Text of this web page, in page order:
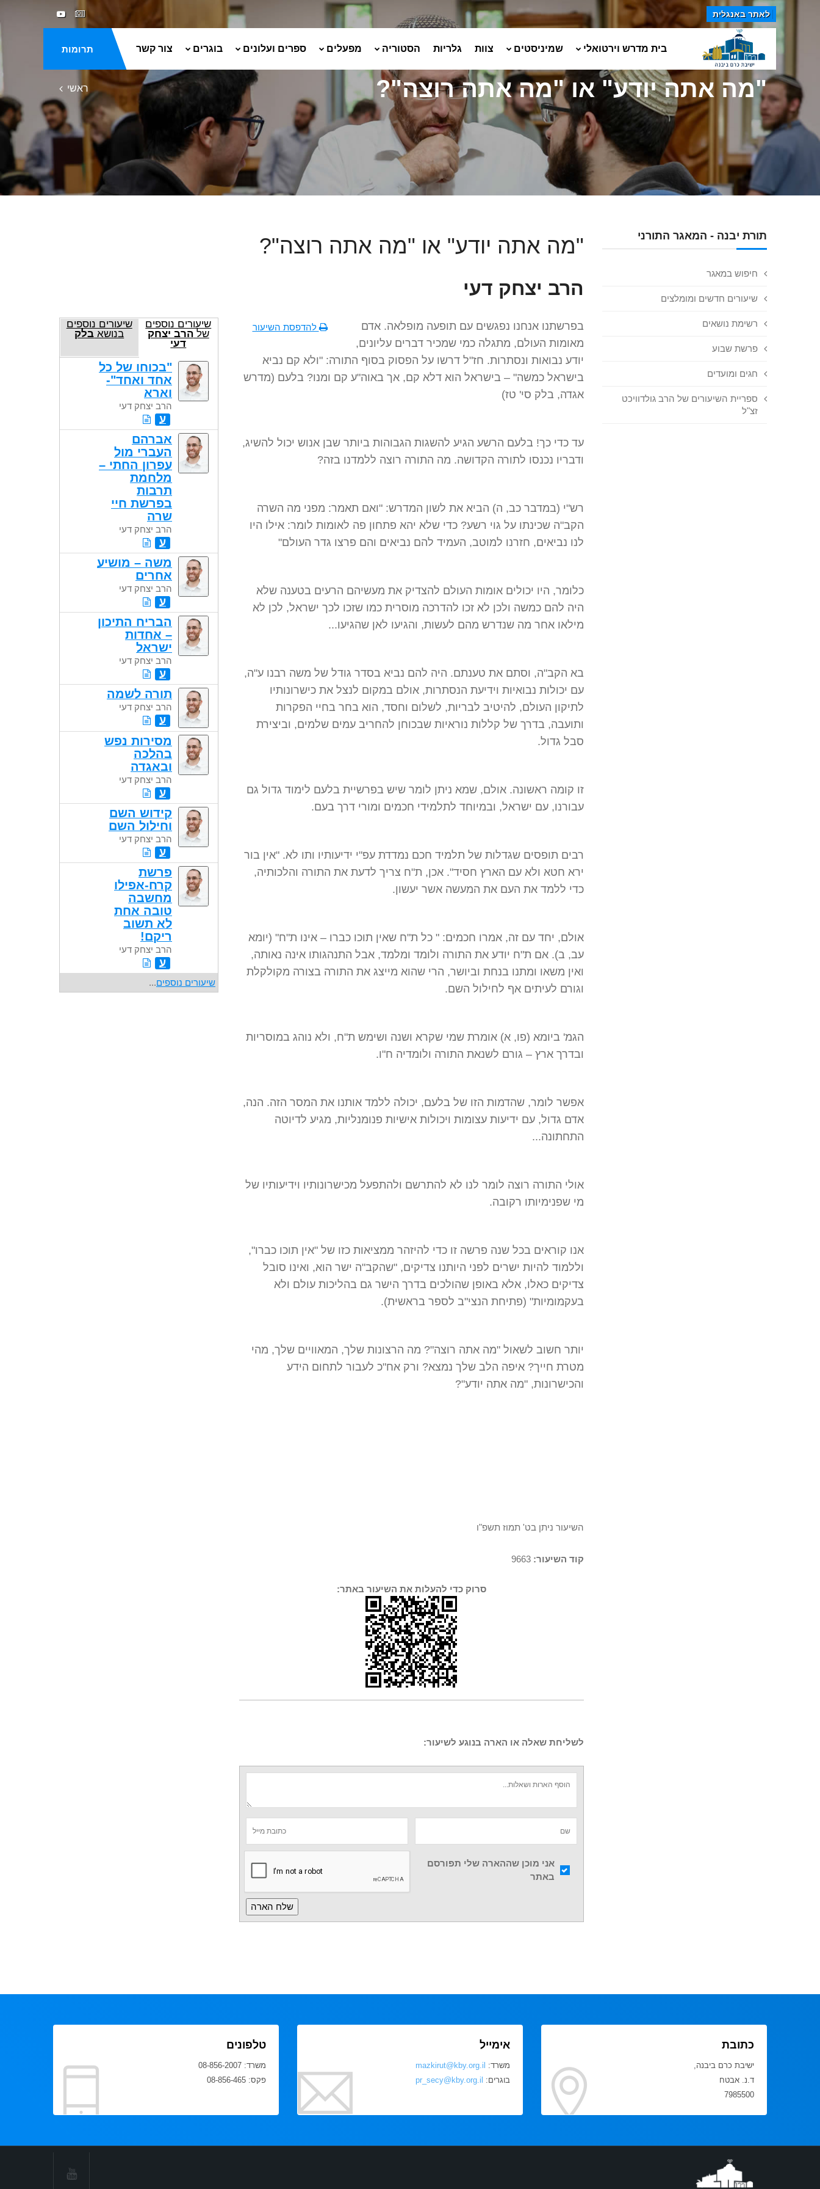
לאתר באנגלית
תרומות בית מדרש וירטואלי שמיניסטים צוות גלריות הסטוריה מפעלים ספרים ועלונים בוגרים צור קשר
"מה אתה יודע" או "מה אתה רוצה"? ראשי
תורת יבנה - המאגר התורני
חיפוש במאגר
שיעורים חדשים ומומלצים
רשימת נושאים
פרשת שבוע
חגים ומועדים
ספריית השיעורים של הרב גולדוויכט
זצ"ל
"מה אתה יודע" או "מה אתה רוצה"?
הרב יצחק דעי
להדפסת השיעור
בפרשתנו אנחנו נפגשים עם תופעה מופלאה. אדם
מאומות העולם, מתגלה כמי שמכיר דברים עליונים,
יודע נבואות ונסתרות. חז"ל דרשו על הפסוק בסוף התורה: "ולא קם נביא
בישראל כמשה" – בישראל הוא דלא קם, אך באוה"ע קם ומנו? בלעם (מדרש
אגדה, בלק סי' טז)
עד כדי כך! בלעם הרשע הגיע להשגות הגבוהות ביותר שבן אנוש יכול להשיג,
ודבריו נכנסו לתורה הקדושה. מה התורה רוצה ללמדנו בזה?
רש"י (במדבר כב, ה) הביא את לשון המדרש: "ואם תאמר: מפני מה השרה
הקב"ה שכינתו על גוי רשע? כדי שלא יהא פתחון פה לאומות לומר: אילו היו
לנו נביאים, חזרנו למוטב, העמיד להם נביאים והם פרצו גדר העולם"
כלומר, היו יכולים אומות העולם להצדיק את מעשיהם הרעים בטענה שלא
היה להם כמשה ולכן לא זכו להדרכה מוסרית כמו שזכו לכך ישראל, לכן לא
מילאו אחר מה שנדרש מהם לעשות, והגיעו לאן שהגיעו...
בא הקב"ה, וסתם את טענתם. היה להם נביא בסדר גודל של משה רבנו ע"ה,
עם יכולות נבואיות וידיעת הנסתרות, אולם במקום לנצל את כישרונותיו
לתיקון העולם, להיטיב לבריות, לשלום וחסד, הוא בחר בחיי הפקרות
ותועבה, בדרך של קללות נוראיות שבכוחן להחריב עמים שלמים, וביצירת
סבל גדול.
זו קומה ראשונה. אולם, שמא ניתן לומר שיש בפרשיית בלעם לימוד גדול גם
עבורנו, עם ישראל, ובמיוחד לתלמידי חכמים ומורי דרך בעם.
רבים תופסים שגדלות של תלמיד חכם נמדדת עפ"י ידיעותיו ותו לא. "אין בור
ירא חטא ולא עם הארץ חסיד". אכן, ת"ח צריך לדעת את התורה והלכותיה,
כדי ללמד את העם את המעשה אשר יעשון.
אולם, יחד עם זה, אמרו חכמים: " כל ת"ח שאין תוכו כברו – אינו ת"ח" (יומא
עב, ב). אם ת"ח יודע את התורה ולומד ומלמד, אבל התנהגותו אינה נאותה,
ואין משאו ומתנו בנחת וביושר, הרי שהוא מייצג את התורה בצורה מקולקלת
וגורם לעיתים אף לחילול השם.
הגמ' ביומא (פו, א) אומרת שמי שקרא ושנה ושימש ת"ח, ולא נוהג במוסריות
ובדרך ארץ – גורם לשנאת התורה ולומדיה ח"ו.
אפשר לומר, שהדמות הזו של בלעם, יכולה ללמד אותנו את המסר הזה. הנה,
אדם גדול, עם ידיעות עצומות ויכולות אישיות פנומנליות, מגיע לדיוטה
התחתונה...
אולי התורה רוצה לומר לנו לא להתרשם ולהתפעל מכישרונותיו וידיעותיו של
מי שפנימיותו רקובה.
אנו קוראים בכל שנה פרשה זו כדי להיזהר ממציאות כזו של "אין תוכו כברו",
וללמוד להיות ישרים לפני היותנו צדיקים, "שהקב"ה ישר הוא, ואינו סובל
צדיקים כאלו, אלא באופן שהולכים בדרך הישר גם בהליכות עולם ולא
בעקמומיות" (פתיחת הנצי"ב לספר בראשית).
יותר חשוב לשאול "מה אתה רוצה"? מה הרצונות שלך, המאוויים שלך, מהי
מטרת חייך? איפה הלב שלך נמצא? ורק אח"כ לעבור לתחום הידע
והכישרונות, "מה אתה יודע"?
השיעור ניתן בט' תמוז תשפ"ו
קוד השיעור:
סרוק כדי להעלות את השיעור באתר:
לשליחת שאלה או הארה בנוגע לשיעור:
אני מוכן שההארה שלי תפורסם
באתר
שיעורים נוספים
שלהרב יצחק
דעי
שיעורים נוספים
בנושא בלק
"בכוחו של כל
אחד ואחד"-
וארא
הרב יצחק דעי
ע
אברהם
העברי מול
עפרון החתי –
מלחמת
תרבות
בפרשת חיי
שרה
הרב יצחק דעי
ע
משה – מושיע
אחרים
הרב יצחק דעי
ע
הבריח התיכון
– אחדות
ישראל
הרב יצחק דעי
ע
תורה לשמה
הרב יצחק דעי
ע
מסירות נפש
בהלכה
ובאגדה
הרב יצחק דעי
ע
קידוש השם
וחילול השם
הרב יצחק דעי
ע
פרשת
קרח-אפילו
מחשבה
טובה אחת
לא תשוב
ריקם!
הרב יצחק דעי
ע
שיעורים נוספים...
כתובת
ישיבת כרם ביבנה,
ד.נ. אבטח
7985500
אימייל
משרד: mazkirut@kby.org.il
בוגרים: pr_secy@kby.org.il
טלפונים
משרד: 08-856-2007
פקס: 08-856-465